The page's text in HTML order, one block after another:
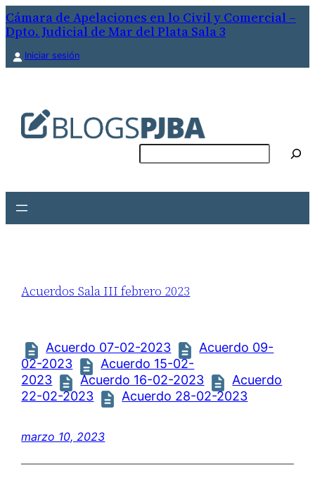
Cámara de Apelaciones en lo Civil y Comercial –
Dpto. Judicial de Mar del Plata Sala 3
Iniciar sesión
Acuerdos Sala III febrero 2023
Acuerdo 07-02-2023
Acuerdo 09-
02-2023
Acuerdo 15-02-
2023
Acuerdo 16-02-2023
Acuerdo
22-02-2023
Acuerdo 28-02-2023
marzo 10, 2023